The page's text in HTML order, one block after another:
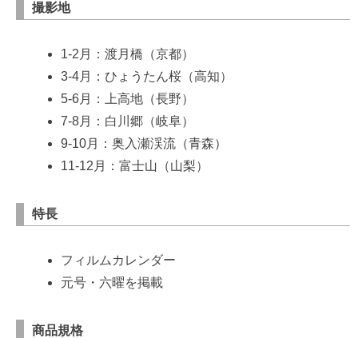
撮影地
1-2月：渡月橋（京都）
3-4月：ひょうたん桜（高知）
5-6月：上高地（長野）
7-8月：白川郷（岐阜）
9-10月：奥入瀬渓流（青森）
11-12月：富士山（山梨）
特長
フィルムカレンダー
元号・六曜を掲載
商品規格